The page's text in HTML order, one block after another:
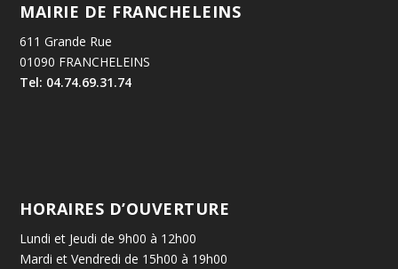
MAIRIE DE FRANCHELEINS
611 Grande Rue
01090 FRANCHELEINS
Tel: 04.74.69.31.74
HORAIRES D’OUVERTURE
Lundi et Jeudi de 9h00 à 12h00
Mardi et Vendredi de 15h00 à 19h00